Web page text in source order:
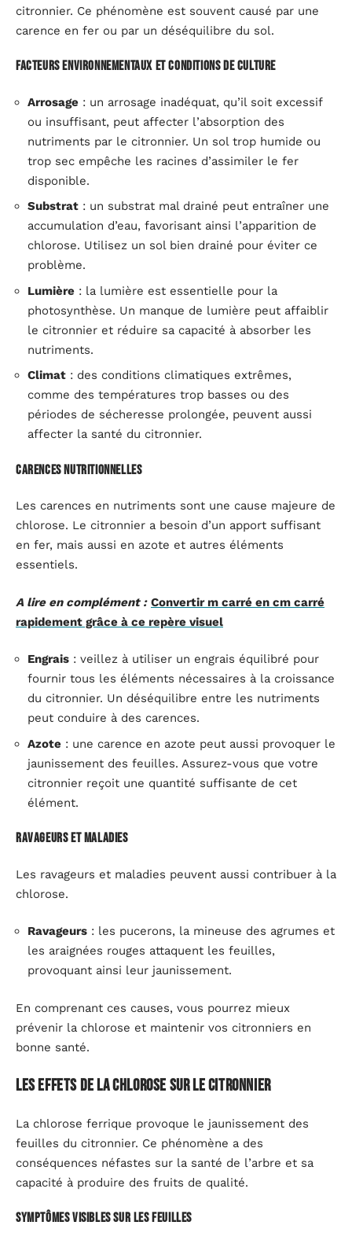
citronnier. Ce phénomène est souvent causé par une
carence en fer ou par un déséquilibre du sol.
Facteurs environnementaux et conditions de culture
Arrosage : un arrosage inadéquat, qu’il soit excessif
ou insuffisant, peut affecter l’absorption des
nutriments par le citronnier. Un sol trop humide ou
trop sec empêche les racines d’assimiler le fer
disponible.
Substrat : un substrat mal drainé peut entraîner une
accumulation d’eau, favorisant ainsi l’apparition de
chlorose. Utilisez un sol bien drainé pour éviter ce
problème.
Lumière : la lumière est essentielle pour la
photosynthèse. Un manque de lumière peut affaiblir
le citronnier et réduire sa capacité à absorber les
nutriments.
Climat : des conditions climatiques extrêmes,
comme des températures trop basses ou des
périodes de sécheresse prolongée, peuvent aussi
affecter la santé du citronnier.
Carences nutritionnelles
Les carences en nutriments sont une cause majeure de
chlorose. Le citronnier a besoin d’un apport suffisant
en fer, mais aussi en azote et autres éléments
essentiels.
A lire en complément : Convertir m carré en cm carré
rapidement grâce à ce repère visuel
Engrais : veillez à utiliser un engrais équilibré pour
fournir tous les éléments nécessaires à la croissance
du citronnier. Un déséquilibre entre les nutriments
peut conduire à des carences.
Azote : une carence en azote peut aussi provoquer le
jaunissement des feuilles. Assurez-vous que votre
citronnier reçoit une quantité suffisante de cet
élément.
Ravageurs et maladies
Les ravageurs et maladies peuvent aussi contribuer à la
chlorose.
Ravageurs : les pucerons, la mineuse des agrumes et
les araignées rouges attaquent les feuilles,
provoquant ainsi leur jaunissement.
En comprenant ces causes, vous pourrez mieux
prévenir la chlorose et maintenir vos citronniers en
bonne santé.
Les effets de la chlorose sur le citronnier
La chlorose ferrique provoque le jaunissement des
feuilles du citronnier. Ce phénomène a des
conséquences néfastes sur la santé de l’arbre et sa
capacité à produire des fruits de qualité.
Symptômes visibles sur les feuilles